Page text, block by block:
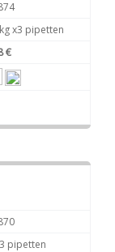
x3 pipetten
€
pipetten